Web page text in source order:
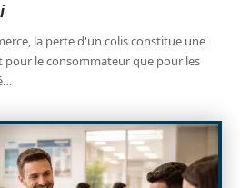
la perte d'un colis constitue une
le consommateur que pour les
…